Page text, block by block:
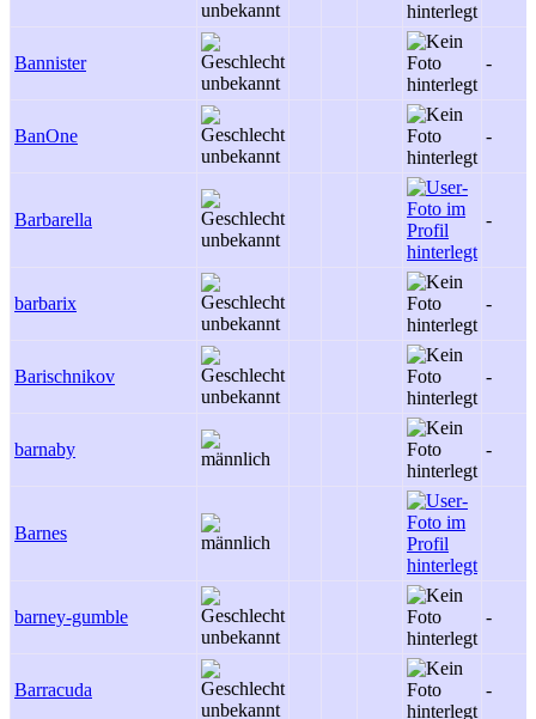
Bannister -
BanOne -
Barbarella -
barbarix -
Barischnikov -
barnaby -
Barnes
barney-gumble -
Barracuda -